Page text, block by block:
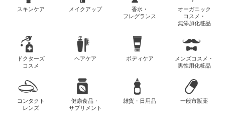
スキンケア メイクアップ
香水・
フレグランス
オーガニック
コスメ・
無添加化粧品
ドクターズ
コスメ
ヘアケア ボディケア
メンズコスメ・
男性用化粧品
コンタクト
レンズ
健康食品・
サプリメント
雑貨・日用品 一般市販薬